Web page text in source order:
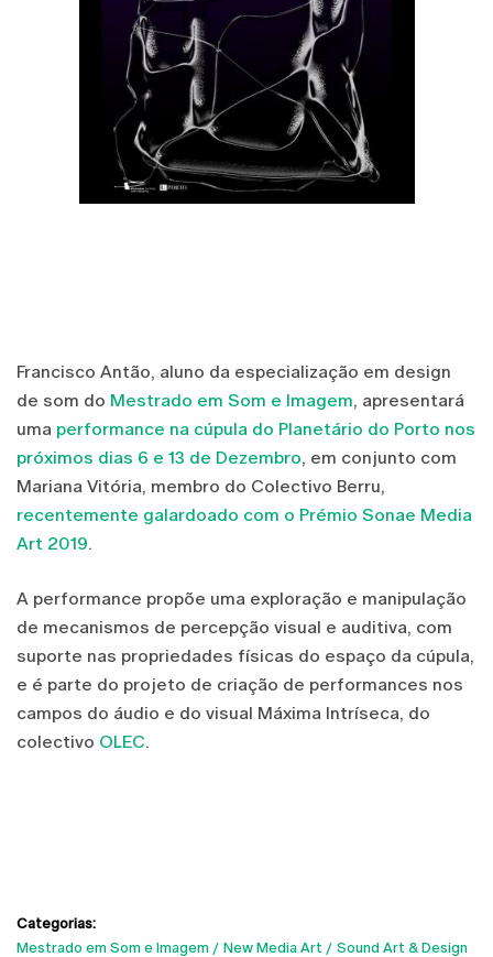
Francisco Antão, aluno da especialização em design
de som do Mestrado em Som e Imagem, apresentará
uma performance na cúpula do Planetário do Porto nos
próximos dias 6 e 13 de Dezembro, em conjunto com
Mariana Vitória, membro do Colectivo Berru,
recentemente galardoado com o Prémio Sonae Media
Art 2019.
A performance propõe uma exploração e manipulação
de mecanismos de percepção visual e auditiva, com
suporte nas propriedades físicas do espaço da cúpula,
e é parte do projeto de criação de performances nos
campos do áudio e do visual Máxima Intríseca, do
colectivo OLEC.
Categorias:
Mestrado em Som e Imagem
New Media Art Sound Art & Design